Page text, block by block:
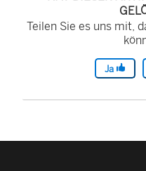
Teilen Sie es uns mit,
Ja